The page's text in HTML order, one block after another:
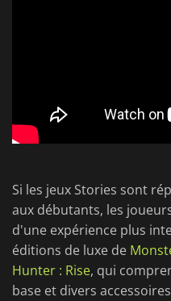
Si les jeux Stories sont
aux débutants, les
d'une expérience plus
éditions de luxe de
Hunter : Rise, qui
base et divers